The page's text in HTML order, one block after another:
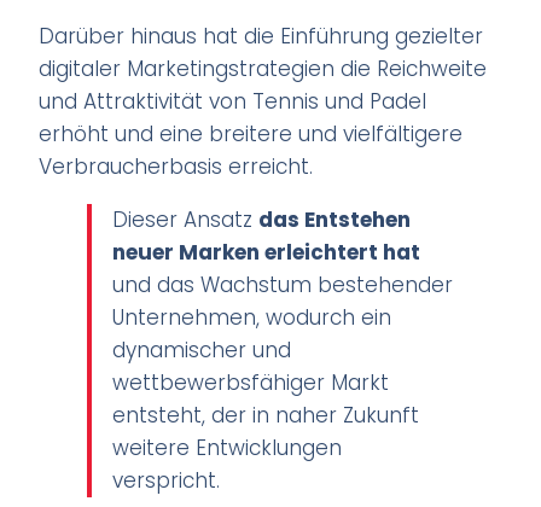
Darüber hinaus hat die Einführung gezielter
digitaler Marketingstrategien die Reichweite
und Attraktivität von Tennis und Padel
erhöht und eine breitere und vielfältigere
Verbraucherbasis erreicht.
Dieser Ansatz das Entstehen
neuer Marken erleichtert hat
und das Wachstum bestehender
Unternehmen, wodurch ein
dynamischer und
wettbewerbsfähiger Markt
entsteht, der in naher Zukunft
weitere Entwicklungen
verspricht.